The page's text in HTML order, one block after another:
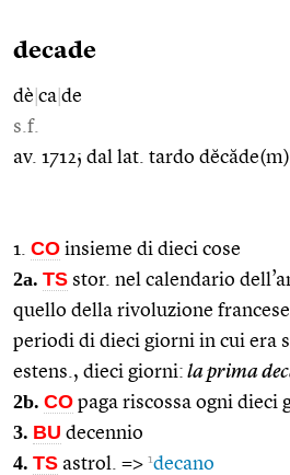
decade
dè ca de
s.f.
av. 1712; dal lat. tardo
1. CO insieme di dieci cose
2a. TS stor. nel calendario
quello della rivoluzione
periodi di dieci giorni in cui era
estens., dieci giorni: la prima
2b. CO paga riscossa ogni dieci
3. BU decennio
4. TS astrol. => 1decano